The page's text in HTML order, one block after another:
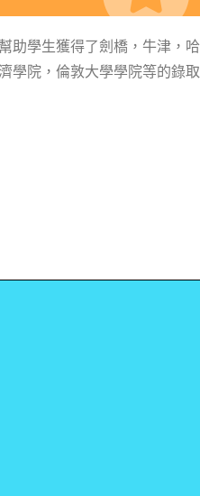
助學生獲得了劍橋，牛津，哈
學院，倫敦大學學院等的錄取